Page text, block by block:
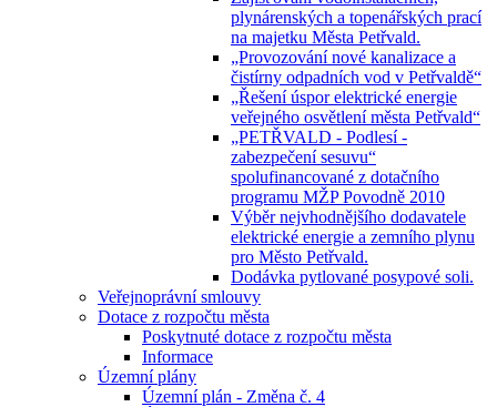
plynárenských a topenářských prací
na majetku Města Petřvald.
„Provozování nové kanalizace a
čistírny odpadních vod v Petřvaldě“
„Řešení úspor elektrické energie
veřejného osvětlení města Petřvald“
„PETŘVALD - Podlesí -
zabezpečení sesuvu“
spolufinancované z dotačního
programu MŽP Povodně 2010
Výběr nejvhodnějšího dodavatele
elektrické energie a zemního plynu
pro Město Petřvald.
Dodávka pytlované posypové soli.
Veřejnoprávní smlouvy
Dotace z rozpočtu města
Poskytnuté dotace z rozpočtu města
Informace
Územní plány
Územní plán - Změna č. 4